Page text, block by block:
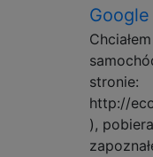
Google
stronie:
http://
),